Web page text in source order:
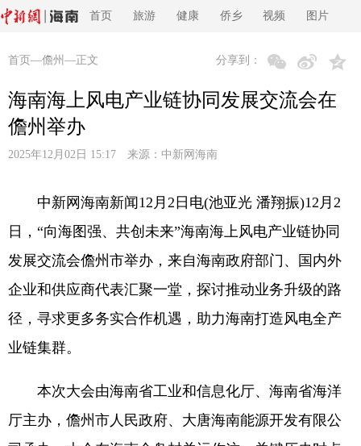
首页 旅游 健康 侨乡 视频 图片
首页 —儋州 —正文 分享到：
海南海上风电产业链协同发展交流会在
儋州举办
2025年12月02日 15:17 来源： 中新网海南
中新网海南新闻12月2日电(池亚光 潘翔振)12月2
日，“向海图强、共创未来”海南海上风电产业链协同
发展交流会儋州市举办，来自海南政府部门、国内外
企业和供应商代表汇聚一堂，探讨推动业务升级的路
径，寻求更多务实合作机遇，助力海南打造风电全产
业链集群。
本次大会由海南省工业和信息化厅、海南省海洋
厅主办，儋州市人民政府、大唐海南能源开发有限公